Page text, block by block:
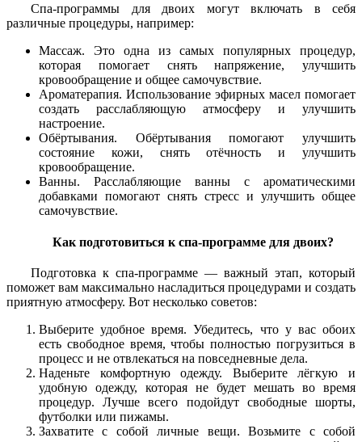
Спа-программы для двоих могут включать в себя
различные процедуры, например:
Массаж. Это одна из самых популярных процедур,
которая помогает снять напряжение, улучшить
кровообращение и общее самочувствие.
Ароматерапия. Использование эфирных масел помогает
создать расслабляющую атмосферу и улучшить
настроение.
Обёртывания. Обёртывания помогают улучшить
состояние кожи, снять отёчность и улучшить
кровообращение.
Ванны. Расслабляющие ванны с ароматическими
добавками помогают снять стресс и улучшить общее
самочувствие.
Как подготовиться к спа-программе для двоих?
Подготовка к спа-программе — важный этап, который
поможет вам максимально насладиться процедурами и создать
приятную атмосферу. Вот несколько советов:
Выберите удобное время. Убедитесь, что у вас обоих
есть свободное время, чтобы полностью погрузиться в
процесс и не отвлекаться на повседневные дела.
Наденьте комфортную одежду. Выберите лёгкую и
удобную одежду, которая не будет мешать во время
процедур. Лучше всего подойдут свободные шорты,
футболки или пижамы.
Захватите с собой личные вещи. Возьмите с собой